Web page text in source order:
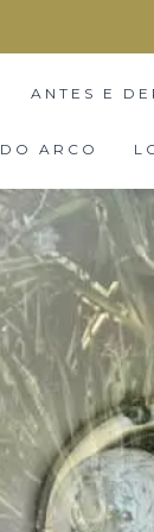
ANTES E
ARCO